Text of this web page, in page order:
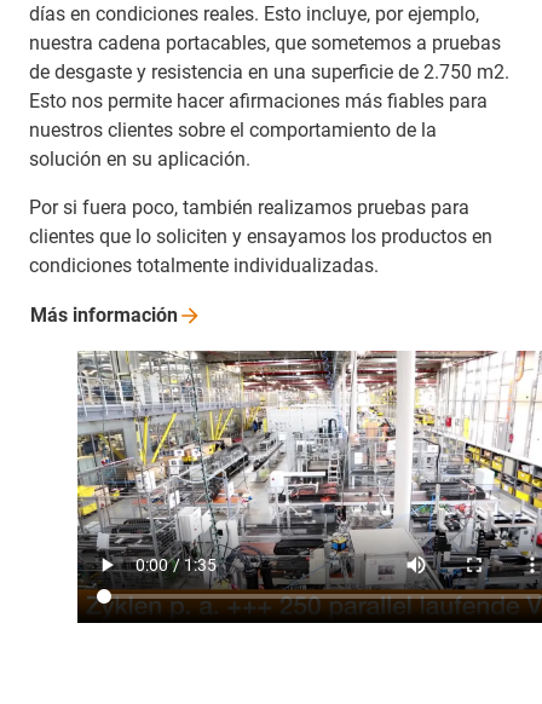
días en condiciones reales. Esto incluye, por ejemplo,
nuestra cadena portacables, que sometemos a pruebas
de desgaste y resistencia en una superficie de 2.750 m2.
Esto nos permite hacer afirmaciones más fiables para
nuestros clientes sobre el comportamiento de la
solución en su aplicación.
Por si fuera poco, también realizamos pruebas para
clientes que lo soliciten y ensayamos los productos en
condiciones totalmente individualizadas.
Más información